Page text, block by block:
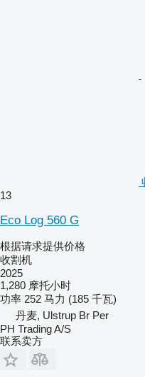
13
Eco Log 560 G
根据请求提供价格
收割机
2025
1,280 摩托小时
功率 252 马力 (185 千瓦)
丹麦, Ulstrup Br Per
PH Trading A/S
联系卖方